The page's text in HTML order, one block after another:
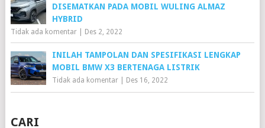
DISEMATKAN PADA MOBIL WULING ALMAZ
HYBRID
Tidak ada komentar| Des 2, 2022
INILAH TAMPOLAN DAN SPESIFIKASI LENGKAP
MOBIL BMW X3 BERTENAGA LISTRIK
Tidak ada komentar| Des 16, 2022
CARI